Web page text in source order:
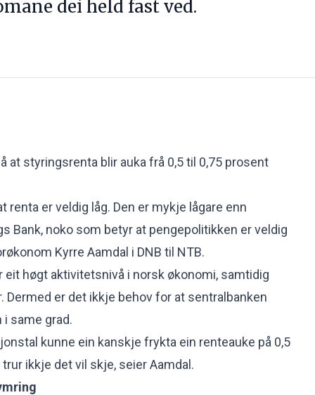
dei held fast ved.
at styringsrenta blir auka frå 0,5 til 0,75 prosent
renta er veldig låg. Den er mykje lågare enn
Bank, noko som betyr at pengepolitikken er veldig
Kyrre Aamdal i DNB til NTB.
eit høgt aktivitetsnivå i norsk økonomi, samtidig
Dermed er det ikkje behov for at sentralbanken
same grad.
kunne ein kanskje frykta ein renteauke på 0,5
ikkje det vil skje, seier Aamdal.